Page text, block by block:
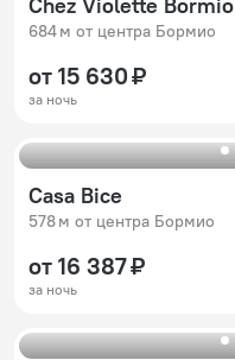
684 м от центра Бормио
от 15 630 ₽
за ночь
Casa Bice
578 м от центра Бормио
от 16 387 ₽
за ночь